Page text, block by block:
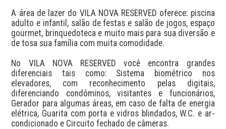
A área de lazer do VILA NOVA RESERVED oferece: piscina
adulto e infantil, salão de festas e salão de jogos, espaço
gourmet, brinquedoteca e muito mais para sua diversão e
de tosa sua família com muita comodidade.
No VILA NOVA RESERVED você encontra grandes
diferenciais tais como: Sistema biométrico nos
elevadores, com reconhecimento pelas digitais,
diferenciando condôminos, visitantes e funcionários,
Gerador para algumas áreas, em caso de falta de energia
elétrica, Guarita com porta e vidros blindados, W.C. e ar-
condicionado e Circuito fechado de câmeras.